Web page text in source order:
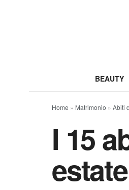
BEAUTY
Home » Matrimonio » Abiti
I 15